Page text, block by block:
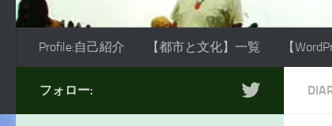
Profile:自己紹介 【都市と文化】一覧 【
フォロー: